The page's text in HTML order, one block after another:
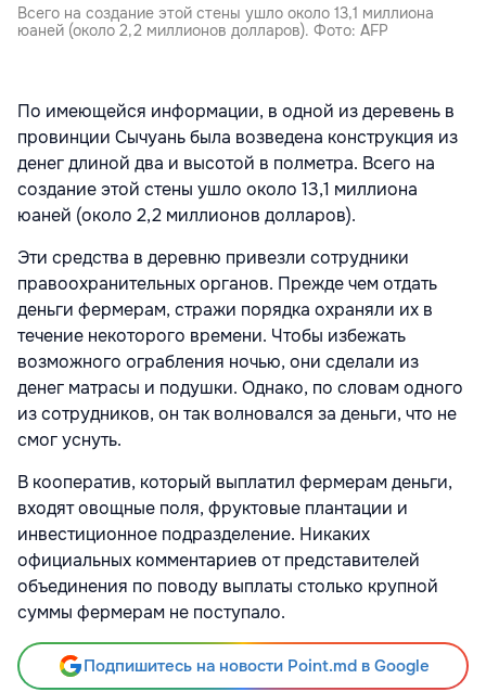
Всего на создание этой стены ушло около 13,1 миллиона
юаней (около 2,2 миллионов долларов). Фото: AFP
По имеющейся информации, в одной из деревень в
провинции Сычуань была возведена конструкция из
денег длиной два и высотой в полметра. Всего на
создание этой стены ушло около 13,1 миллиона
юаней (около 2,2 миллионов долларов).
Эти средства в деревню привезли сотрудники
правоохранительных органов. Прежде чем отдать
деньги фермерам, стражи порядка охраняли их в
течение некоторого времени. Чтобы избежать
возможного ограбления ночью, они сделали из
денег матрасы и подушки. Однако, по словам одного
из сотрудников, он так волновался за деньги, что не
смог уснуть.
В кооператив, который выплатил фермерам деньги,
входят овощные поля, фруктовые плантации и
инвестиционное подразделение. Никаких
официальных комментариев от представителей
объединения по поводу выплаты столько крупной
суммы фермерам не поступало.
Подпишитесь на новости Point.md в Google